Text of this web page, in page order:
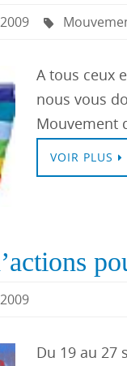
A tous ceux
nous vous
Mouvement
VOIR PLUS
Du 19 au 27